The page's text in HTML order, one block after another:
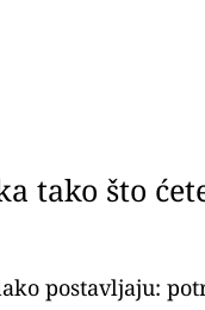
tako što
postavljaju: